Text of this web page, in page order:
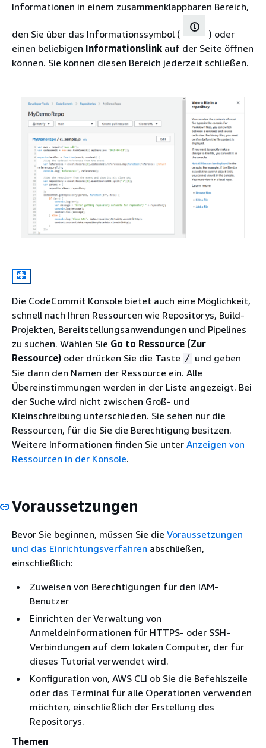
Informationen in einem zusammenklappbaren Bereich,
den Sie über das Informationssymbol (
) oder
einen beliebigen Informationslink auf der Seite öffnen
können. Sie können diesen Bereich jederzeit schließen.
Die CodeCommit Konsole bietet auch eine Möglichkeit,
schnell nach Ihren Ressourcen wie Repositorys, Build-
Projekten, Bereitstellungsanwendungen und Pipelines
zu suchen. Wählen Sie Go to Ressource (Zur
Ressource) oder drücken Sie die Taste / und geben
Sie dann den Namen der Ressource ein. Alle
Übereinstimmungen werden in der Liste angezeigt. Bei
der Suche wird nicht zwischen Groß- und
Kleinschreibung unterschieden. Sie sehen nur die
Ressourcen, für die Sie die Berechtigung besitzen.
Weitere Informationen finden Sie unter Anzeigen von
Ressourcen in der Konsole.
Voraussetzungen
Bevor Sie beginnen, müssen Sie die Voraussetzungen
und das Einrichtungsverfahren abschließen,
einschließlich:
Zuweisen von Berechtigungen für den IAM-
Benutzer
Einrichten der Verwaltung von
Anmeldeinformationen für HTTPS- oder SSH-
Verbindungen auf dem lokalen Computer, der für
dieses Tutorial verwendet wird.
Konfiguration von, AWS CLI ob Sie die Befehlszeile
oder das Terminal für alle Operationen verwenden
möchten, einschließlich der Erstellung des
Repositorys.
Themen